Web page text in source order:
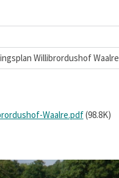
Willibrordushof Waalre
Waalre.pdf(98.8K)